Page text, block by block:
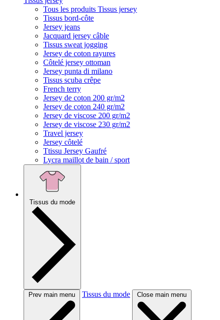
Tous les produits Tissus jersey
Tissus bord-côte
Jersey jeans
Jacquard jersey câble
Tissus sweat jogging
Jersey de coton rayures
Côtelé jersey ottoman
Jersey punta di milano
Tissus scuba crêpe
French terry
Jersey de coton 200 gr/m2
Jersey de coton 240 gr/m2
Jersey de viscose 200 gr/m2
Jersey de viscose 230 gr/m2
Travel jersey
Jersey côtelé
Ttissu Jersey Gaufré
Lycra maillot de bain / sport
Tissus du mode
Prev main menu Tissus du mode Close main menu